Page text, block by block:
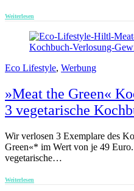
Weiterlesen
Eco Lifestyle, Werbung
»Meat the Green«
3 vegetarische
Wir verlosen 3 Exemplare des
Green«* im Wert von je 49
vegetarische…
Weiterlesen